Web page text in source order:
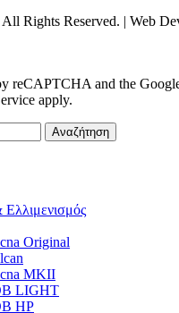
Rights Reserved. | Web
reCAPTCHA and the
apply.
Αναζήτηση
Original
MKII
LIGHT
HP